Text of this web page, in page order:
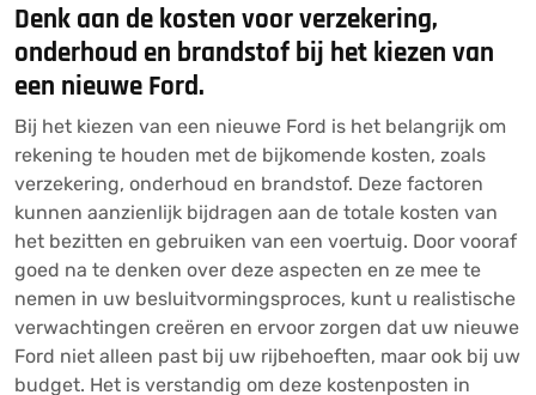
Denk aan de kosten voor verzekering,
onderhoud en brandstof bij het kiezen van
een nieuwe Ford.
Bij het kiezen van een nieuwe Ford is het belangrijk om
rekening te houden met de bijkomende kosten, zoals
verzekering, onderhoud en brandstof. Deze factoren
kunnen aanzienlijk bijdragen aan de totale kosten van
het bezitten en gebruiken van een voertuig. Door vooraf
goed na te denken over deze aspecten en ze mee te
nemen in uw besluitvormingsproces, kunt u realistische
verwachtingen creëren en ervoor zorgen dat uw nieuwe
Ford niet alleen past bij uw rijbehoeften, maar ook bij uw
budget. Het is verstandig om deze kostenposten in